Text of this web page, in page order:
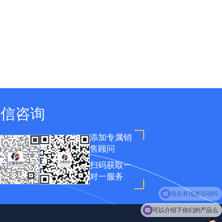
咨询
添加专属销
售顾问
扫码获取一
对一服务
可以介绍下你们的产品么